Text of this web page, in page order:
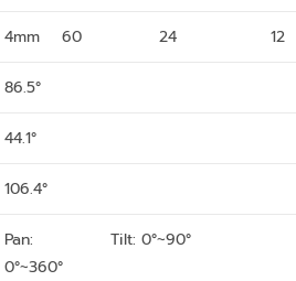
4mm 60 24 12
86.5°
44.1°
106.4°
Pan:
0°~360°
Tilt: 0°~90°